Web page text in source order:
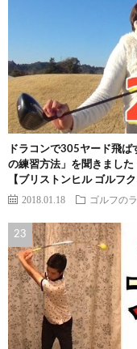
ドラコンで305ヤード飛
の練習方法」を聞きまし
【ブリストンヒル ゴルフ
2018.01.18 ゴルフの